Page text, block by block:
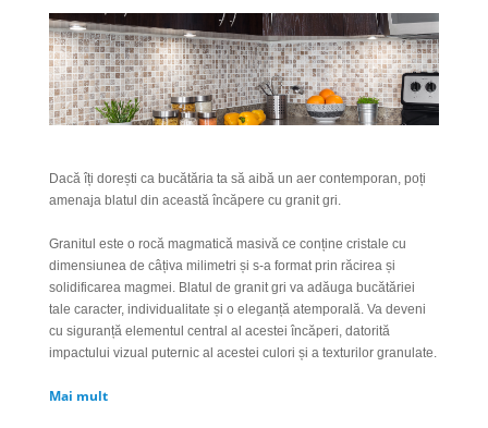
Dacă îți dorești ca bucătăria ta să aibă un aer contemporan, poți
amenaja blatul din această încăpere cu granit gri.
Granitul este o rocă magmatică masivă ce conține cristale cu
dimensiunea de câțiva milimetri și s-a format prin răcirea și
solidificarea magmei. Blatul de granit gri va adăuga bucătăriei
tale caracter, individualitate și o eleganță atemporală. Va deveni
cu siguranță elementul central al acestei încăperi, datorită
impactului vizual puternic al acestei culori și a texturilor granulate.
Mai mult